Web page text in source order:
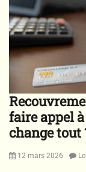
faire appel
change tout
Posted
12 mars 2026